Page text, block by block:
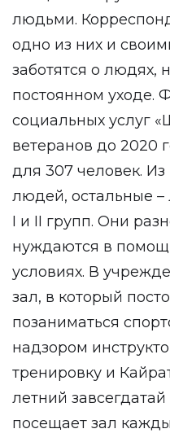
людьми.
одно из них и
заботятся о людях,
постоянном уходе.
социальных услуг
ветеранов до 2020
для 307 человек.
людей, остальные
I и II групп. Они
нуждаются в
условиях. В
зал, в который
позаниматься
надзором
тренировку и
летний
посещает зал